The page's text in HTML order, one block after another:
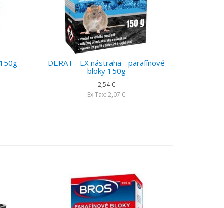
DERAT - EX nástraha - parafínové
bloky 150g
2,54 €
Ex Tax: 2,07 €